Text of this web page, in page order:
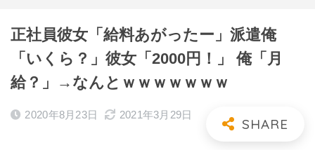
正社員彼女「給料あがったー」派遣俺
「いくら？」彼女「2000円！」 俺「月
給？」→なんとｗｗｗｗｗｗｗ
2020年8月23日 2021年3月29日